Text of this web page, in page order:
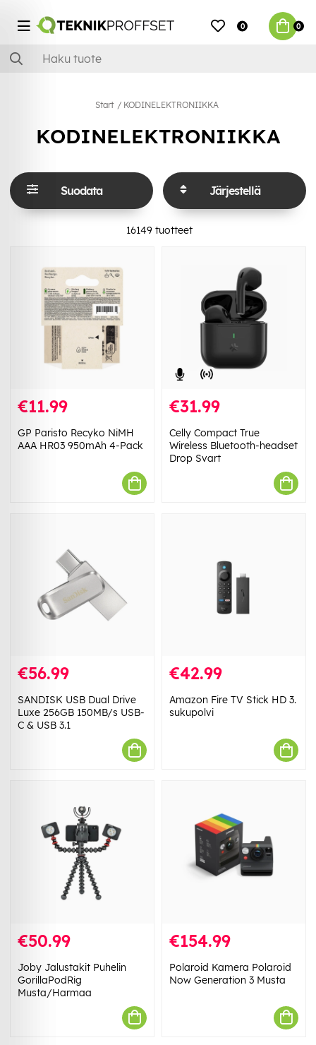
0 0
Start KODINELEKTRONIIKKA
KODINELEKTRONIIKKA
Suodata Järjestellä
16149 tuotteet
€11.99
GP Paristo Recyko NiMH
AAA HR03 950mAh 4-Pack
€31.99
Celly Compact True
Wireless Bluetooth-headset
Drop Svart
€56.99
SANDISK USB Dual Drive
Luxe 256GB 150MB/s USB-
C & USB 3.1
€42.99
Amazon Fire TV Stick HD 3.
sukupolvi
€50.99
Joby Jalustakit Puhelin
GorillaPodRig
Musta/Harmaa
€154.99
Polaroid Kamera Polaroid
Now Generation 3 Musta